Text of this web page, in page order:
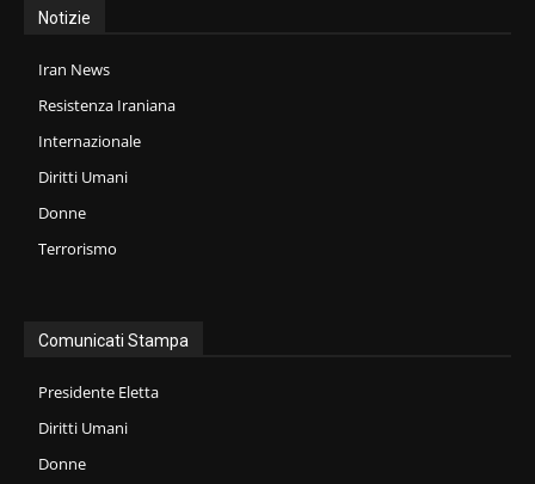
Notizie
Iran News
Resistenza Iraniana
Internazionale
Diritti Umani
Donne
Terrorismo
Comunicati Stampa
Presidente Eletta
Diritti Umani
Donne